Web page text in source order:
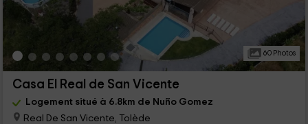
60 Photos
Casa El Real de San Vicente
Logement situé à 6.8km de Nuño Gomez
Real De San Vicente, Tolède